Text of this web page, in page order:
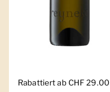
Regulärer Preis
Rabattiert ab CHF 29.00